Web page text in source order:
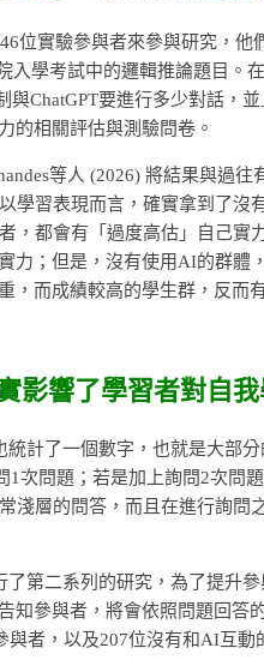
位實驗參與者來參與研究，
入學考試中的邏輯推論題目。
與ChatGPT要進行多少對話，
的相關評估與測驗問卷。
等人 (2026) 將結果與過
學習表現而言，確實拿到了沒
，都會有「過度高估」自己
力；但是，沒有使用AI的群
，而成績較高的學生群，反而
影響了學習者對自
統計了一個數字，也就是大部
1次問題；若是加上詢問2次問
淺層的問答，而且在進行詢問
了第二系列的研究，為了提升
知參與者，將會依照問題回答
者，以及207位沒有和AI互動